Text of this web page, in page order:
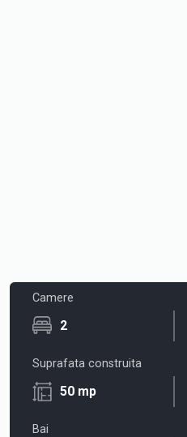
Camere
2
Suprafata construita
50 mp
Bai